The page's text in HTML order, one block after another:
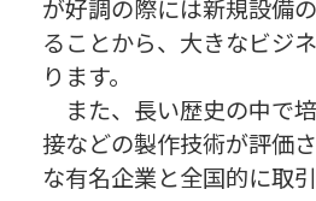
が好調の際には新規設備
ることから、大きなビジ
ります。
また、長い歴史の中で
接などの製作技術が評価
な有名企業と全国的に取